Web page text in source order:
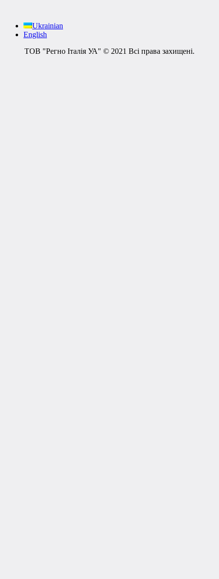
Ukrainian
English
ТОВ "Регно Італія УА" © 2021 Всі права захищені.